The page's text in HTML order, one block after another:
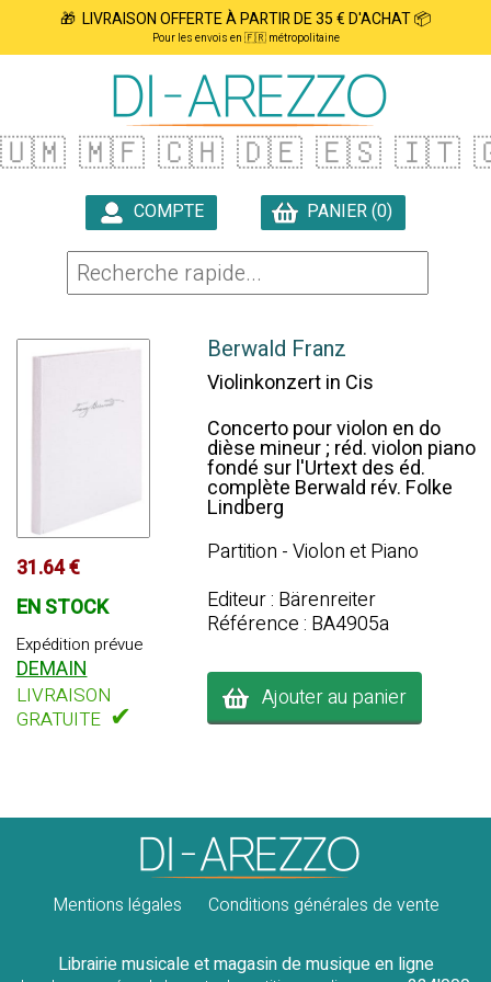
🎁 LIVRAISON OFFERTE À PARTIR DE 35 € D'ACHAT 📦
Pour les envois en 🇫🇷 métropolitaine
🇺🇲 🇲🇫 🇨🇭 🇩🇪 🇪🇸 🇮🇹
COMPTE
PANIER (0)
31.64 €
EN STOCK
Expédition prévue
DEMAIN
LIVRAISON
GRATUITE ✔
Berwald Franz
Violinkonzert in Cis
Concerto pour violon en do
dièse mineur ; réd. violon piano
fondé sur l'Urtext des éd.
complète Berwald rév. Folke
Lindberg
Partition - Violon et Piano
Editeur : Bärenreiter
Référence : BA4905a
Ajouter au panier
Mentions légales Conditions générales de vente
Librairie musicale et magasin de musique en ligne